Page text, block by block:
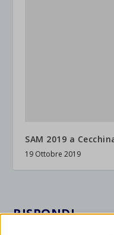
SAM 2019 a
19 Ottobre 2019
RISPONDI